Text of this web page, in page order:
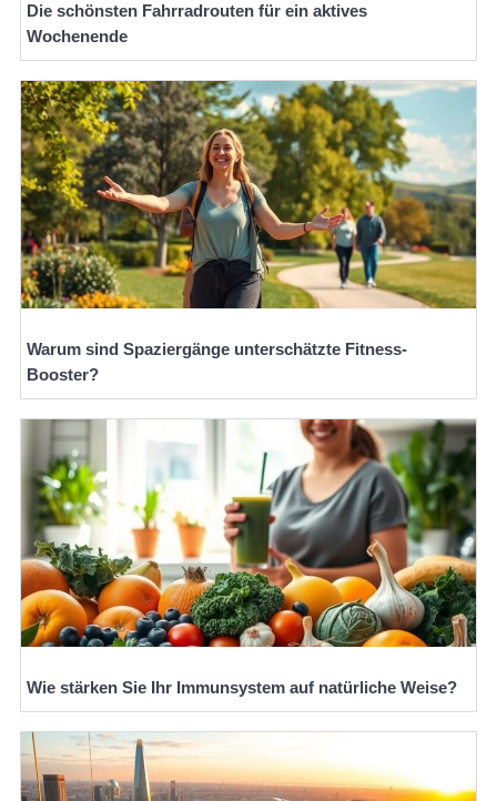
Die schönsten Fahrradrouten für ein aktives
Wochenende
Warum sind Spaziergänge unterschätzte Fitness-
Booster?
Wie stärken Sie Ihr Immunsystem auf natürliche Weise?